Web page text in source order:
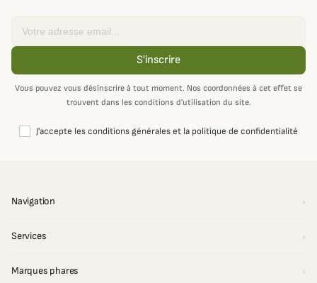
S'inscrire
Vous pouvez vous désinscrire à tout moment. Nos coordonnées à cet effet se
trouvent dans les conditions d’utilisation du site.
J'accepte les conditions générales et la politique de confidentialité
Navigation
Services
Marques phares